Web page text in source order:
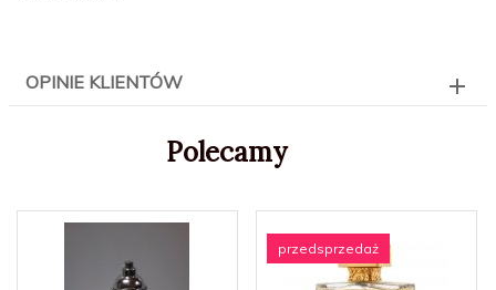
OPINIE KLIENTÓW
Polecamy
przedsprzedaż